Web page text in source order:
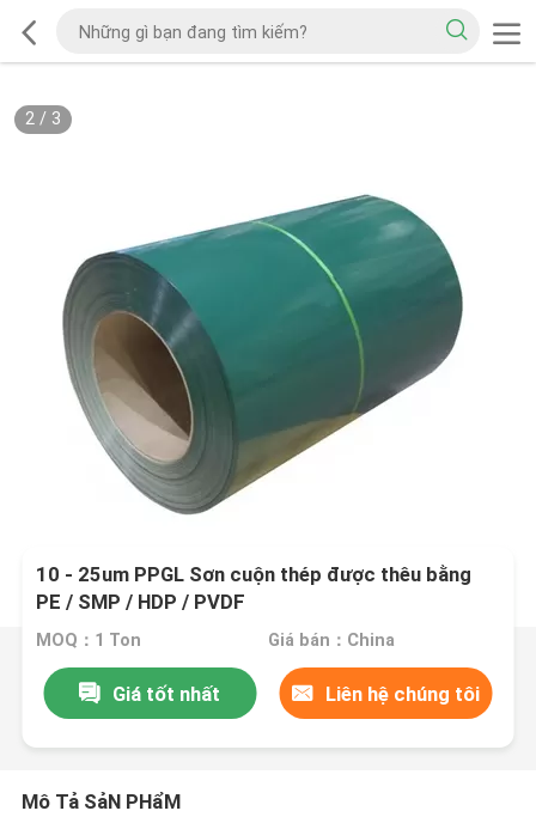
2/ 3
10 - 25um PPGL Sơn cuộn thép được thêu bằng
PE / SMP / HDP / PVDF
MOQ：1 Ton Giá bán：China
Giá tốt nhất Liên hệ chúng tôi
Mô Tả SảN PHẩM